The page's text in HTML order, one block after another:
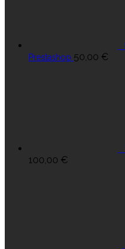
Prestashop 50,00 €
100,00 €